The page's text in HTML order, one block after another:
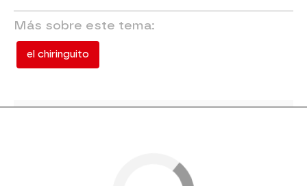
Más sobre este tema:
el chiringuito